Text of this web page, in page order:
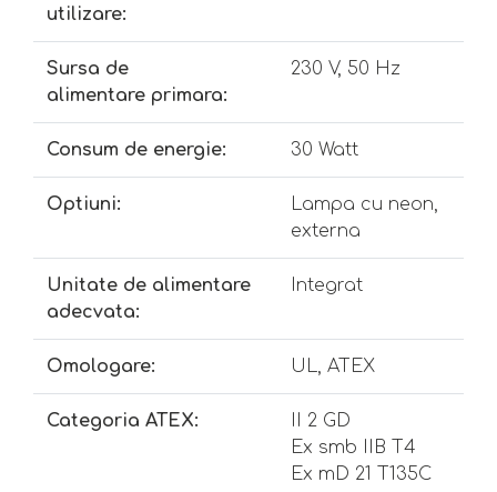
utilizare:
Sursa de
alimentare primara:
230 V, 50 Hz
Consum de energie: 30 Watt
Optiuni:
Lampa cu neon,
externa
Unitate de alimentare
adecvata:
Integrat
Omologare: UL, ATEX
Categoria ATEX:
II 2 GD
Ex smb IIB T4
Ex mD 21 T135C